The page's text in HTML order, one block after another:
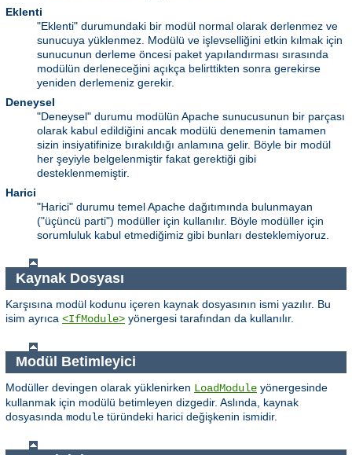
Eklenti
"Eklenti" durumundaki bir modül normal olarak derlenmez ve
sunucuya yüklenmez. Modülü ve işlevselliğini etkin kılmak için
sunucunun derleme öncesi paket yapılandırması sırasında
modülün derleneceğini açıkça belirttikten sonra gerekirse
yeniden derlemeniz gerekir.
Deneysel
"Deneysel" durumu modülün Apache sunucusunun bir parçası
olarak kabul edildiğini ancak modülü denemenin tamamen
sizin insiyatifinize bırakıldığı anlamına gelir. Böyle bir modül
her şeyiyle belgelenmiştir fakat gerektiği gibi
desteklenmemiştir.
Harici
"Harici" durumu temel Apache dağıtımında bulunmayan
("üçüncü parti") modüller için kullanılır. Böyle modüller için
sorumluluk kabul etmediğimiz gibi bunları desteklemiyoruz.
Kaynak Dosyası
Karşısına modül kodunu içeren kaynak dosyasının ismi yazılır. Bu
isim ayrıca <IfModule> yönergesi tarafından da kullanılır.
Modül Betimleyici
Modüller devingen olarak yüklenirken LoadModule yönergesinde
kullanmak için modülü betimleyen dizgedir. Aslında, kaynak
dosyasında module türündeki harici değişkenin ismidir.